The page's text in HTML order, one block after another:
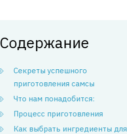
Содержание
Секреты успешного
приготовления самсы
Что нам понадобится:
Процесс приготовления
Как выбрать ингредиенты для